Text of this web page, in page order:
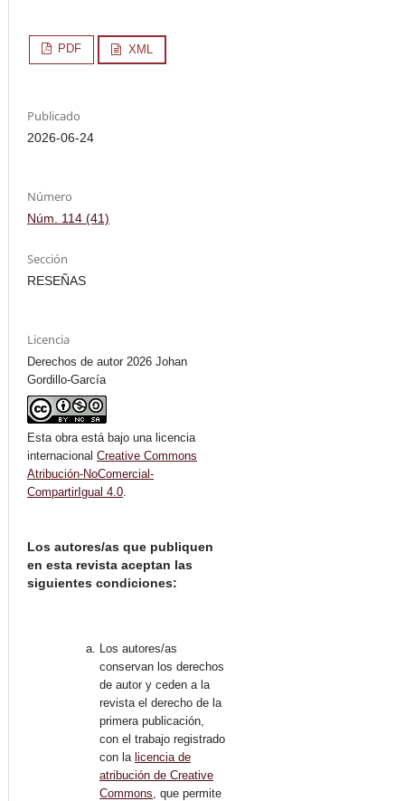
PDF XML
Publicado
2026-06-24
Número
Núm. 114 (41)
Sección
RESEÑAS
Licencia
Derechos de autor 2026 Johan
Gordillo-García
Esta obra está bajo una licencia
internacional Creative Commons
Atribución-NoComercial-
CompartirIgual 4.0.
Los autores/as que publiquen
en esta revista aceptan las
siguientes condiciones:
Los autores/as
conservan los derechos
de autor y ceden a la
revista el derecho de la
primera publicación,
con el trabajo registrado
con la licencia de
atribución de Creative
Commons, que permite